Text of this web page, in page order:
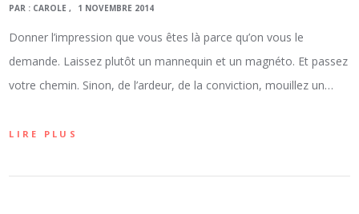
PAR : CAROLE 1 NOVEMBRE 2014
Donner l’impression que vous êtes là parce qu’on vous le
demande. Laissez plutôt un mannequin et un magnéto. Et passez
votre chemin. Sinon, de l’ardeur, de la conviction, mouillez un…
LIRE PLUS